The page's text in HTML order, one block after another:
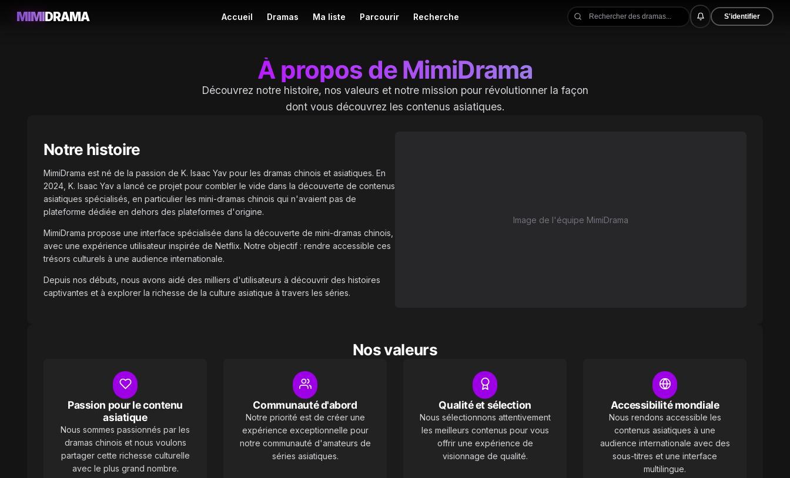
MIMIDRAMA Accueil Dramas Ma liste Parcourir Recherche S'identifier
À propos de MimiDrama
Découvrez notre histoire, nos valeurs et notre mission pour révolutionner la façon
dont vous découvrez les contenus asiatiques.
Notre histoire
MimiDrama est né de la passion de K. Isaac Yav pour les dramas chinois et asiatiques. En
2024, K. Isaac Yav a lancé ce projet pour combler le vide dans la découverte de contenus
asiatiques spécialisés, en particulier les mini-dramas chinois qui n'avaient pas de
plateforme dédiée en dehors des plateformes d'origine.
MimiDrama propose une interface spécialisée dans la découverte de mini-dramas chinois,
avec une expérience utilisateur inspirée de Netflix. Notre objectif : rendre accessible ces
trésors culturels à une audience internationale.
Depuis nos débuts, nous avons aidé des milliers d'utilisateurs à découvrir des histoires
captivantes et à explorer la richesse de la culture asiatique à travers les séries.
Image de l'équipe MimiDrama
Nos valeurs
Passion pour le contenu
asiatique
Nous sommes passionnés par les
dramas chinois et nous voulons
partager cette richesse culturelle
avec le plus grand nombre.
Communauté d'abord
Notre priorité est de créer une
expérience exceptionnelle pour
notre communauté d'amateurs de
séries asiatiques.
Qualité et sélection
Nous sélectionnons attentivement
les meilleurs contenus pour vous
offrir une expérience de
visionnage de qualité.
Accessibilité mondiale
Nous rendons accessible les
contenus asiatiques à une
audience internationale avec des
sous-titres et une interface
multilingue.